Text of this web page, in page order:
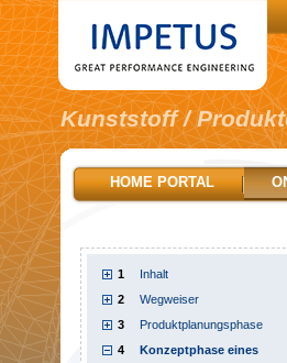
Kunststoff /
1
Inhalt
2 Wegweiser
3 Produktplanungsphase
4
Konzeptphase eines
HOME PORTAL